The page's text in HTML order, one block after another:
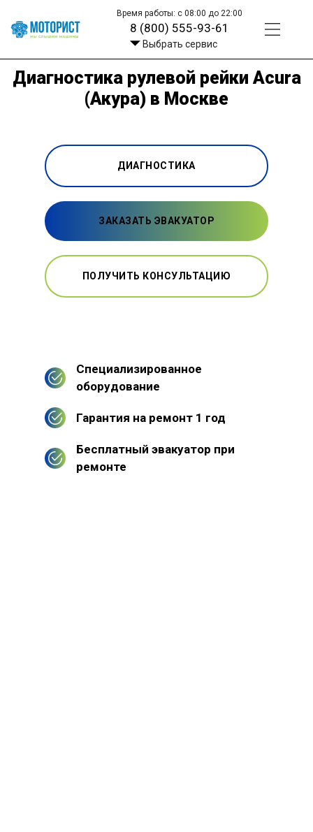
Время работы: с 08:00 до 22:00
8 (800) 555-93-61
Выбрать сервис
Диагностика рулевой рейки Acura
(Акура) в Москве
ДИАГНОСТИКА
ЗАКАЗАТЬ ЭВАКУАТОР
ПОЛУЧИТЬ КОНСУЛЬТАЦИЮ
Специализированное
оборудование
Гарантия на ремонт 1 год
Бесплатный эвакуатор при
ремонте